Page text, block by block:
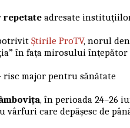
repetateadresate
Știrile ProTV, norul
în fața mirosului înțepător
major pentru sănătate
, în perioada 24–26
vârfuri care depășesc de